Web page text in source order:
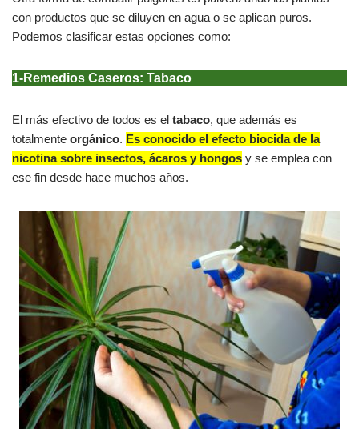
con productos que se diluyen en agua o se aplican puros.
Podemos clasificar estas opciones como:
1-Remedios Caseros: Tabaco
El más efectivo de todos es el tabaco, que además es
totalmente orgánico. Es conocido el efecto biocida de la
nicotina sobre insectos, ácaros y hongos y se emplea con
ese fin desde hace muchos años.